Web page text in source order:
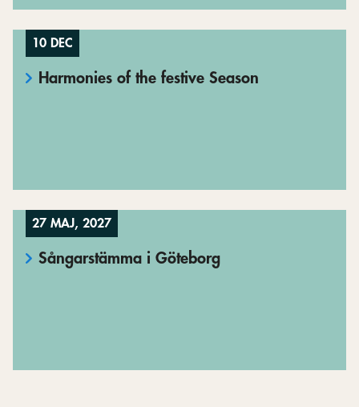
10 DEC
Harmonies of the festive Season
27 MAJ, 2027
Sångarstämma i Göteborg